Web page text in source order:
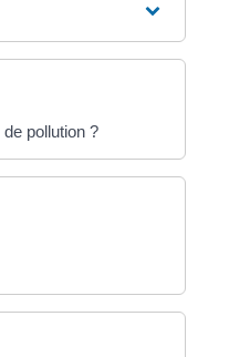
pollution ?